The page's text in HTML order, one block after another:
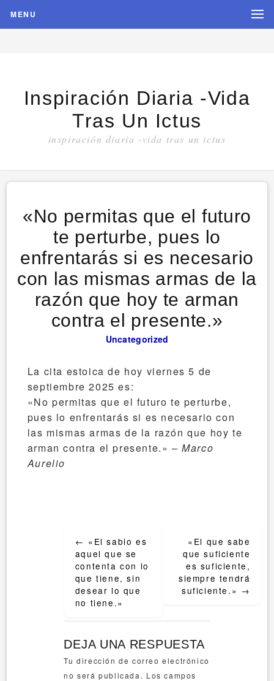
MENU
Inspiración Diaria -vida
Tras Un Ictus
inspiración diaria -vida tras un ictus
«No permitas que el futuro
te perturbe, pues lo
enfrentarás si es necesario
con las mismas armas de la
razón que hoy te arman
contra el presente.»
Uncategorized
La cita estoica de hoy viernes 5 de
septiembre 2025 es:
«No permitas que el futuro te perturbe,
pues lo enfrentarás si es necesario con
las mismas armas de la razón que hoy te
arman contra el presente.» –Marco
Aurelio
navigation
← «El sabio es
aquel que se
contenta con lo
que tiene, sin
desear lo que
no tiene.»
«El que sabe
que suficiente
es suficiente,
siempre tendrá
suficiente.» →
DEJA UNA RESPUESTA
Tu dirección de correo electrónico
no será publicada. Los campos